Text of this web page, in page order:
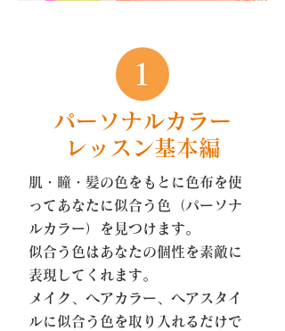
パーソナルカラー
レッスン基本編
肌・瞳・髪の色をもとに色布を使
ってあなたに似合う色（パーソナ
ルカラー）を見つけます。
似合う色はあなたの個性を素敵に
表現してくれます。
メイク、ヘアカラー、ヘアスタイ
ルに似合う色を取り入れるだけで